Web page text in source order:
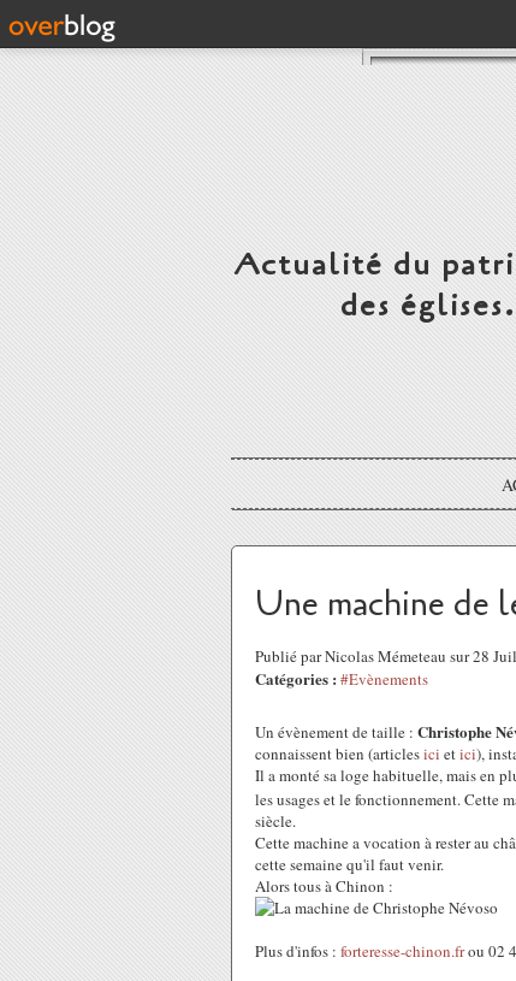
Actualité du
des
Une machine de
Publié par Nicolas Mémeteau sur 28
Catégories : #Evènements
Un évènement de taille : Christophe
connaissent bien (articlesici etici),
Il a monté sa loge habituelle, mais en
les usages et le fonctionnement. Cette
siècle.
Cette machine a vocation à rester au
cette semaine qu'il faut venir.
Alors tous à Chinon :
Plus d'infos : forteresse-chinon.frou 02